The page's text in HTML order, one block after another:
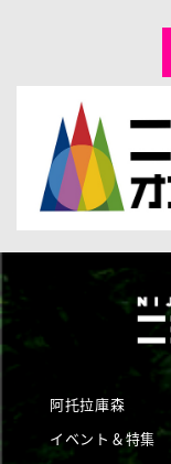
阿托拉庫森
イベント＆特集